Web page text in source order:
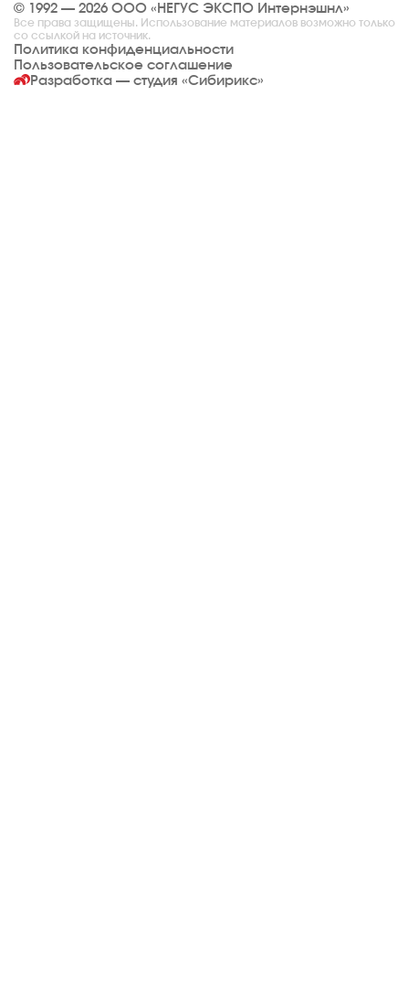
© 1992 — 2026 ООО «НЕГУС ЭКСПО Интернэшнл»
Все права защищены. Использование материалов возможно только
со ссылкой на источник.
Политика конфиденциальности
Пользовательское соглашение
Разработка — студия «Сибирикс»